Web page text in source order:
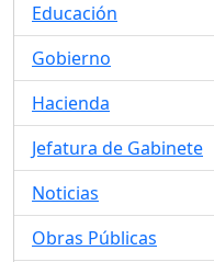
Educación
Gobierno
Hacienda
Jefatura de Gabinete
Noticias
Obras Públicas